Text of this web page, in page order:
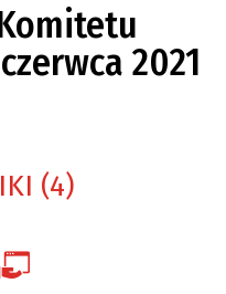
2021
(4)